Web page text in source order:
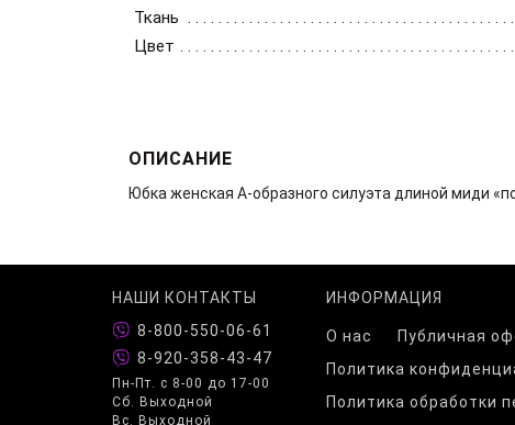
Ткань
Цвет
ОПИСАНИЕ
Юбка женская А-образного силуэта длиной миди
НАШИ КОНТАКТЫ
8-800-550-06-61
8-920-358-43-47
Пн-Пт. с 8-00 до 17-00
Сб. Выходной
Вс. Выходной
ИНФОРМАЦИЯ
О нас
Публичная
Политика
Политика обработки